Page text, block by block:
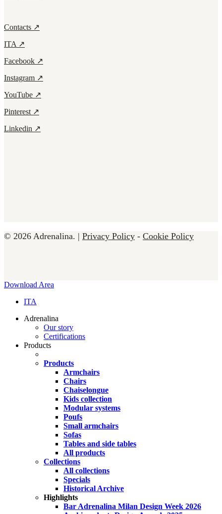
Contacts ↗
ITA ↗
Facebook ↗
Instagram ↗
YouTube ↗
Pinterest ↗
Linkedin ↗
© 2026 Adrenalina. | Privacy Policy - Cookie Policy
Close
Download Area
ITA
Adrenalina
Our story
Certifications
Products
Products
Armchairs
Chairs
Chaiselongue
Kids collection
Modular systems
Poufs
Small armchairs
Sofas
Tables and side tables
All products
Collections
All collections
Specials
Historical Archive
Highlights
Bar Adrenalina Milan Design Week 2026